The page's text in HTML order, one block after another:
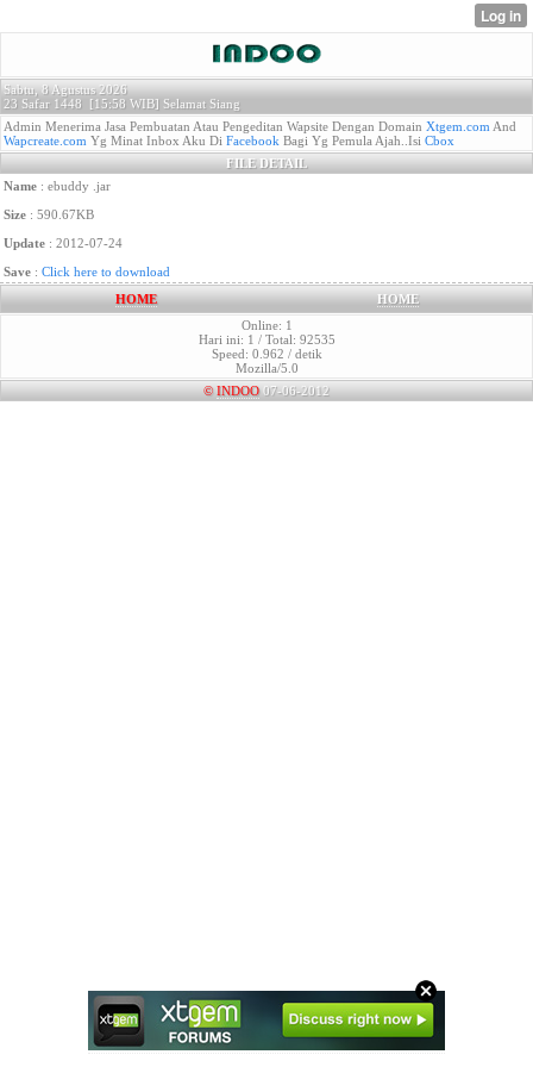
Sabtu, 8 Agustus 2026
23 Safar 1448 [15:58 WIB] Selamat Siang
Admin Menerima Jasa Pembuatan Atau Pengeditan Wapsite Dengan Domain Xtgem.com And
Wapcreate.com Yg Minat Inbox Aku Di Facebook Bagi Yg Pemula Ajah..Isi Cbox
FILE DETAIL
Name : ebuddy .jar
Size : 590.67KB
Update : 2012-07-24
Save : Click here to download
HOME
HOME
Online: 1
Hari ini: 1 / Total: 92535
Speed: 0.962 / detik
Mozilla/5.0
© INDOO 07-06-2012